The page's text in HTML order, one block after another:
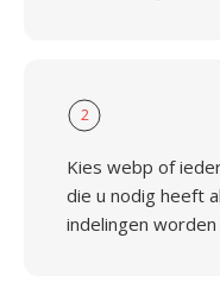
2
Kies webp of
die u nodig heeft
indelingen